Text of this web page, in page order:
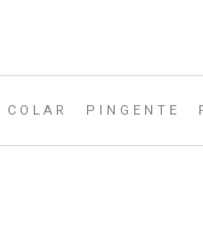
COLAR PINGENTE